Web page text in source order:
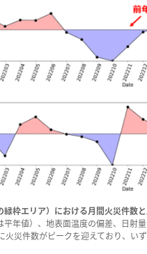
枠エリア）における月間火災件数
年値）、地表面温度の偏差、日射
災件数がピークを迎えており、い